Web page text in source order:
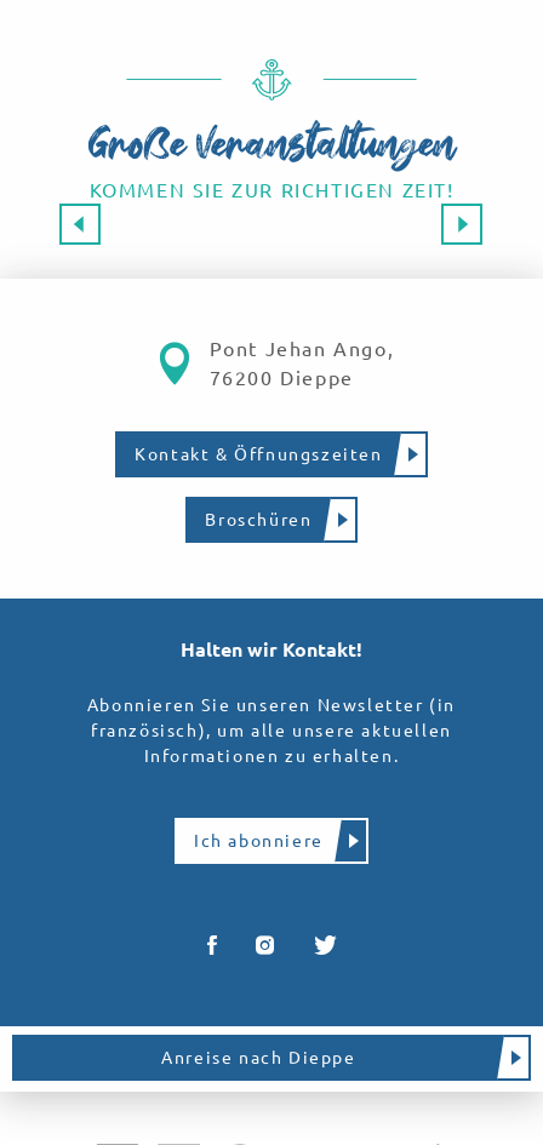
Große Veranstaltungen
KOMMEN SIE ZUR RICHTIGEN ZEIT!
Pont Jehan Ango,
76200 Dieppe
Kontakt & Öffnungszeiten
Broschüren
Halten wir Kontakt!
Abonnieren Sie unseren Newsletter (in
französisch), um alle unsere aktuellen
Informationen zu erhalten.
Ich abonniere
Anreise nach Dieppe